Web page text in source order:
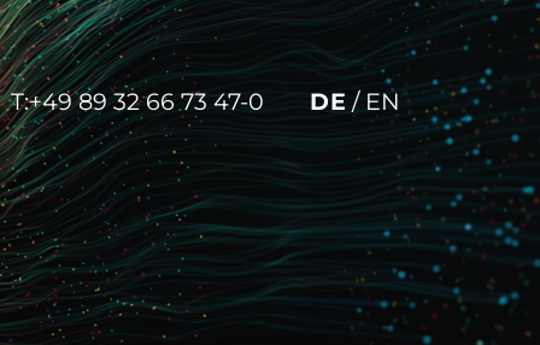
T:+49 89 32 66 73 47-0 DE / EN